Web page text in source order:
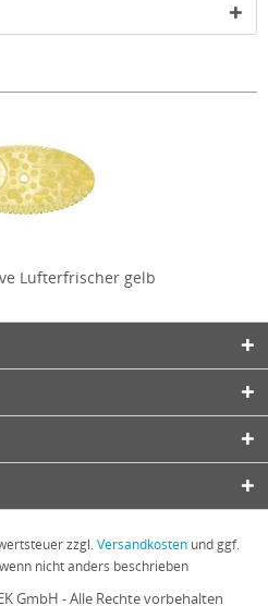
Lufterfrischer gelb
zzgl.Versandkosten und ggf.
nicht anders beschrieben
GmbH - Alle Rechte vorbehalten